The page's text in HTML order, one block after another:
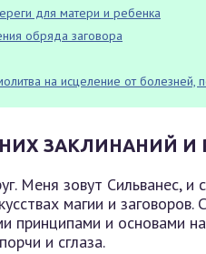
для матери и ребенка
обряда заговора
на исцеление от болезней,
ЗАКЛИНАНИЙ И
Меня зовут Сильванес,
магии и
принципами и основами
и сглаза.